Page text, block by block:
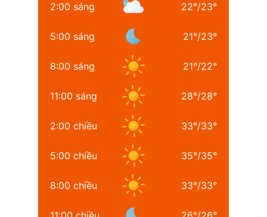
2:00 sáng 22°/23°
5:00 sáng 21°/23°
8:00 sáng 21°/22°
11:00 sáng 28°/28°
2:00 chiều 33°/33°
5:00 chiều 35°/35°
8:00 chiều 33°/33°